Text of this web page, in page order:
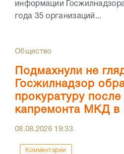
информации
года 35 организаций...
Общество
Подмахнули не
Госжилнадзор
прокуратуру
капремонта МКД в
08.08.2026 19:33
Комментарии